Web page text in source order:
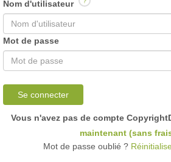
Nom d'utilisateur
Mot de passe
Se connecter
Vous n'avez pas de compte
maintenant (sans
Mot de passe oublié ?